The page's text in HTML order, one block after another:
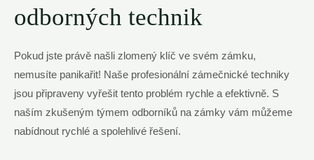
odborných technik
Pokud jste právě našli zlomený klíč ve svém zámku,
nemusíte panikařit! Naše profesionální zámečnické techniky
jsou připraveny vyřešit tento problém rychle a efektivně. S
naším zkušeným týmem odborníků na zámky vám můžeme
nabídnout rychlé a spolehlivé řešení.